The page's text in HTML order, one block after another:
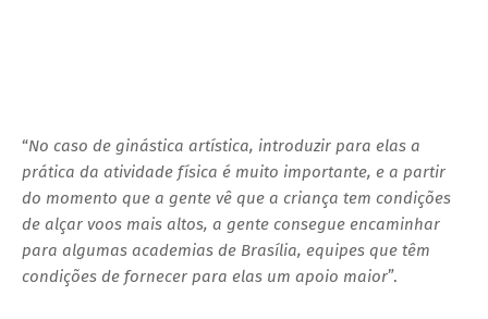
“No caso de ginástica artística, introduzir para elas a
prática da atividade física é muito importante, e a partir
do momento que a gente vê que a criança tem condições
de alçar voos mais altos, a gente consegue encaminhar
para algumas academias de Brasília, equipes que têm
condições de fornecer para elas um apoio maior”.